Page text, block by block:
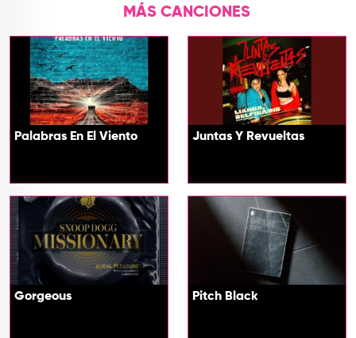
MÁS CANCIONES
Palabras En El Viento Juntas Y Revueltas
Gorgeous Pitch Black